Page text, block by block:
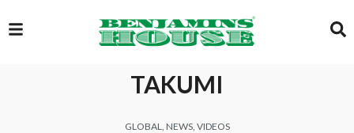
EXCLUSIVE
TAKUMI
GLOBAL NEWS, VIDEOS